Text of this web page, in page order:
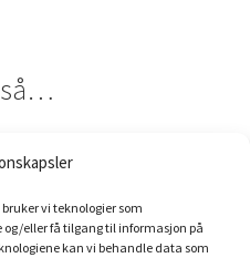
vi teknologier som
og/eller få tilgang til informasjon på
kan vi behandle data som
8813073
– Vater for
og bryter